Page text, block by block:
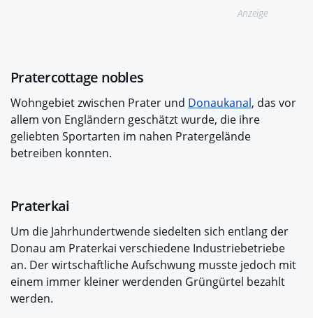
Anzeige
Pratercottage nobles
Wohngebiet zwischen Prater und Donaukanal, das vor
allem von Engländern geschätzt wurde, die ihre
geliebten Sportarten im nahen Pratergelände
betreiben konnten.
Praterkai
Um die Jahrhundertwende siedelten sich entlang der
Donau am Praterkai verschiedene Industriebetriebe
an. Der wirtschaftliche Aufschwung musste jedoch mit
einem immer kleiner werdenden Grüngürtel bezahlt
werden.